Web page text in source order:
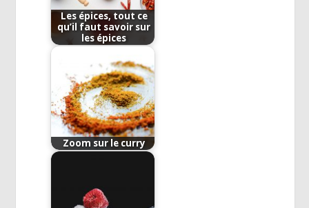
Les épices, tout ce
qu’il faut savoir sur
les épices
Zoom sur le curry